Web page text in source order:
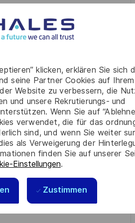
klicken, erklären Sie sich
seine Partner Cookies auf
Website zu verbessern, die
und unsere Rekrutierungs- und
Wenn Sie auf
verwendet, die für das
sind, und wenn Sie weiter
als Verweigerung der
finden Sie auf unserer
Einstellungen.
Zustimmen
collaboratives de dernière
qualité et la sécurité des
des données
vous justifiez d’au moins 5 ans
Online, idéalement en
Teams, Exchange Online,
Microsoft. Vous maîtrisez
sécurité Microsoft 365.
processus ITSM ServiceNow
ITIL (gestion des incidents,